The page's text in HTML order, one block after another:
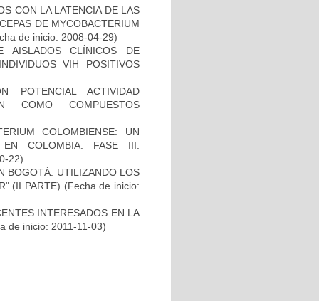
CON LA LATENCIA DE LAS
DE MYCOBACTERIUM
de inicio: 2008-04-29)
AISLADOS CLÍNICOS DE
VIH POSITIVOS
POTENCIAL ACTIVIDAD
COMO COMPUESTOS
COLOMBIENSE: UN
EN COLOMBIA. FASE III:
22)
BOGOTÁ: UTILIZANDO LOS
(II PARTE) (Fecha de inicio:
INTERESADOS EN LA
de inicio: 2011-11-03)